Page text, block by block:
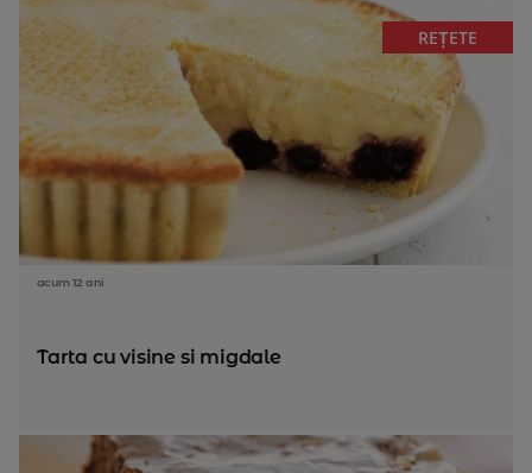
REȚETE
acum 12 ani
Tarta cu visine si migdale